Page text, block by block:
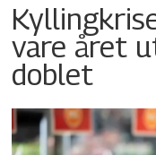
vare året
doblet